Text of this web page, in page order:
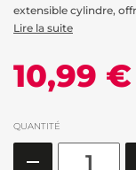
extensible cylindre,
Lire la suite
10,99 €
QUANTITÉ